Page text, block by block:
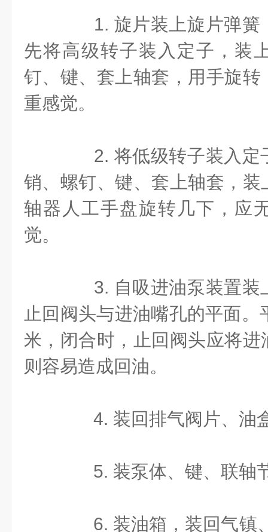
1. 旋片装上旋片弹簧
先将高级转子装入定子，装
钉、键、套上轴套，用手旋
重感觉。
2. 将低级转子装入定
销、螺钉、键、套上轴套，
轴器人工手盘旋转几下，应
觉。
3. 自吸进油泵装置装
止回阀头与进油嘴孔的平面
米，闭合时，止回阀头应将
则容易造成回油。
4. 装回排气阀片、油
5. 装泵体、键、联轴
6. 装油箱，装回气镇